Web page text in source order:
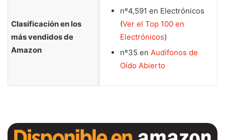
Clasificación en los
más vendidos de
Amazon
nº4,591 en Electrónicos
(Ver el Top 100 en
Electrónicos)
nº35 en Audífonos de
Oído Abierto